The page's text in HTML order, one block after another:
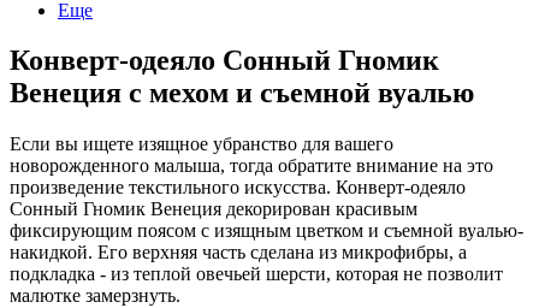
Еще
Конверт-одеяло Сонный Гномик
Венеция с мехом и съемной вуалью
Если вы ищете изящное убранство для вашего
новорожденного малыша, тогда обратите внимание на это
произведение текстильного искусства. Конверт-одеяло
Сонный Гномик Венеция декорирован красивым
фиксирующим поясом с изящным цветком и съемной вуалью-
накидкой. Его верхняя часть сделана из микрофибры, а
подкладка - из теплой овечьей шерсти, которая не позволит
малютке замерзнуть.